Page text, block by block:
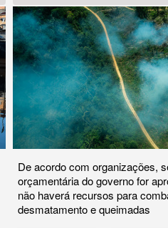
De acordo com organizações,
orçamentária do governo for
não haverá recursos para
desmatamento e queimadas